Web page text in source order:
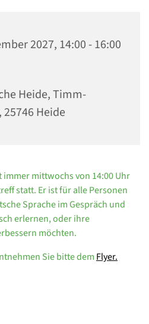
2027, 14:00 - 16:00
Heide, Timm-
Heide
immer mittwochs von 14:00 Uhr
statt. Er ist für alle Personen
Sprache im Gespräch und
erlernen, oder ihre
möchten.
Sie bitte dem Flyer.